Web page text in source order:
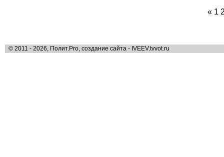
« 1
© 2011 - 2026, Полит.Pro, создание сайта - IVEEV.tvvot.ru